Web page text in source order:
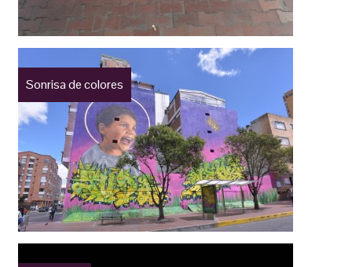
Sonrisa de colores